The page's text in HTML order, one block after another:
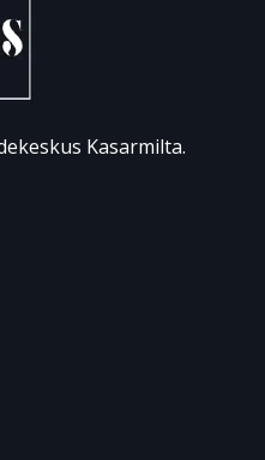
Kasarmilta.